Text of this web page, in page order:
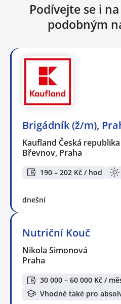
Podívejte se i
podobným
Brigádník (ž/m),
Kaufland Česká
Břevnov, Praha
190 – 202 Kč / hod
dnešní
Nutriční Kouč
Nikola Simonová
Praha
30 000 – 60 000 Kč /
Vhodné také pro